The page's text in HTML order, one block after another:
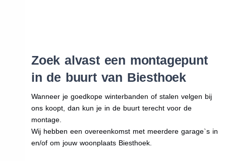
Zoek alvast een montagepunt
in de buurt van Biesthoek
Wanneer je goedkope winterbanden of stalen velgen bij
ons koopt, dan kun je in de buurt terecht voor de
montage.
Wij hebben een overeenkomst met meerdere garage`s in
en/of om jouw woonplaats Biesthoek.